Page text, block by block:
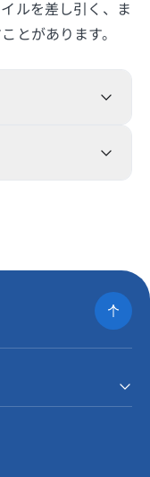
ルを差し引く、ま
とがあります。